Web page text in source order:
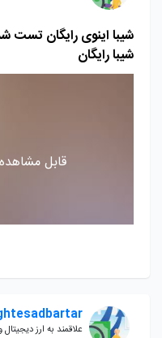
شیبا اینوی رایگان
شیبا رایگان
قابل
علاقمند به ارز دیجیتال